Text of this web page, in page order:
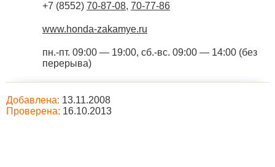
+7 (8552) 70-87-08, 70-77-86
www.honda-zakamye.ru
пн.-пт. 09:00 — 19:00, сб.-вс. 09:00 — 14:00 (без
перерыва)
Добавлена: 13.11.2008
Проверена: 16.10.2013